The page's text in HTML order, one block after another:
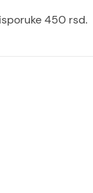
450 rsd.